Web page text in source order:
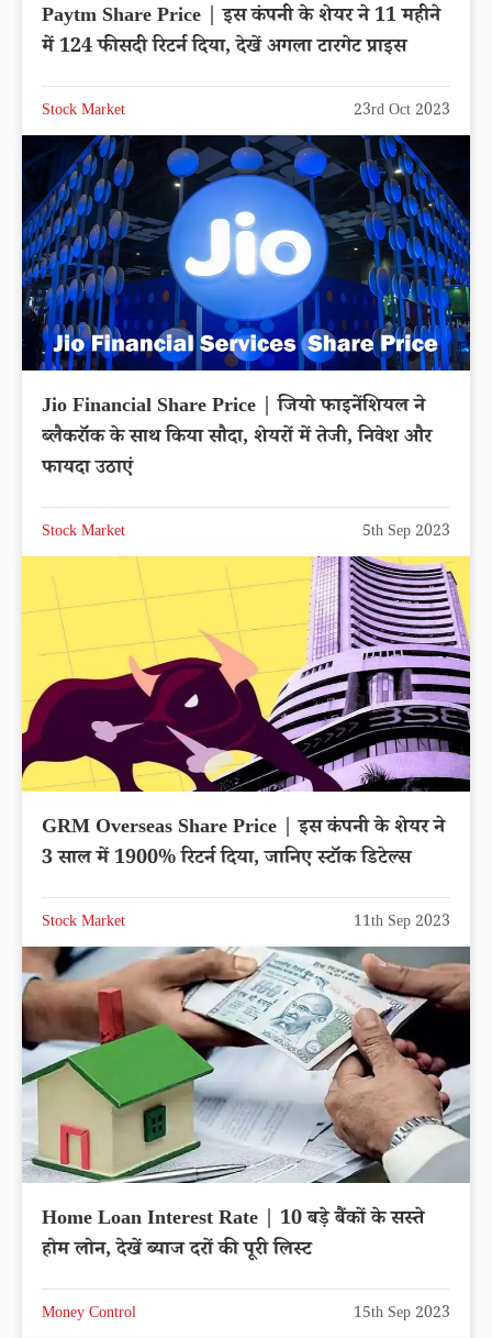
Paytm Share Price | इस कंपनी के शेयर ने 11 महीने
में 124 फीसदी रिटर्न दिया, देखें अगला टारगेट प्राइस
Stock Market 23rd Oct 2023
Jio Financial Share Price | जियो फाइनेंशियल ने
ब्लैकरॉक के साथ किया सौदा, शेयरों में तेजी, निवेश और
फायदा उठाएं
Stock Market 5th Sep 2023
GRM Overseas Share Price | इस कंपनी के शेयर ने
3 साल में 1900% रिटर्न दिया, जानिए स्टॉक डिटेल्स
Stock Market 11th Sep 2023
Home Loan Interest Rate | 10 बड़े बैंकों के सस्ते
होम लोन, देखें ब्याज दरों की पूरी लिस्ट
Money Control 15th Sep 2023